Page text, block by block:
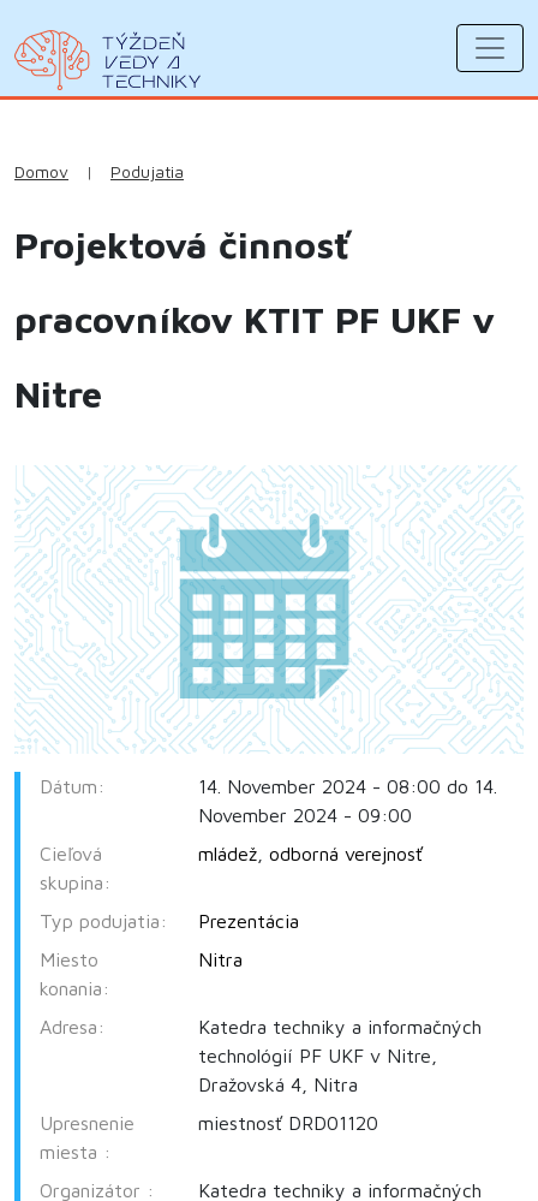
Domov | Podujatia
Projektová činnosť
pracovníkov KTIT PF UKF v
Nitre
Dátum:
14. November 2024 - 08:00 do 14.
November 2024 - 09:00
Cieľová
skupina:
mládež, odborná verejnosť
Typ podujatia:
Prezentácia
Miesto
konania:
Nitra
Adresa:
Katedra techniky a informačných
technológií PF UKF v Nitre,
Dražovská 4, Nitra
Upresnenie
miesta :
miestnosť DRD01120
Organizátor :
Katedra techniky a informačných